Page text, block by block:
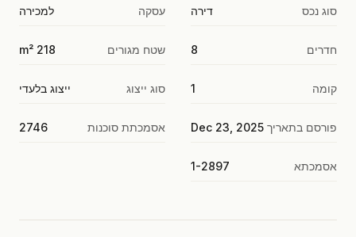
סוג נכס דירה עסקה למכירה
חדרים 8 שטח מגורים 218 m²
קומה 1 סוג ייצוג ייצוג בלעדי
פורסם בתאריך Dec 23, 2025 אסמכתת סוכנות 2746
אסמכתא 1-2897